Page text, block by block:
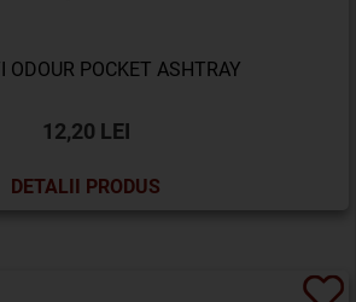
ODOUR POCKET ASHTRAY
12,20 LEI
DETALII PRODUS